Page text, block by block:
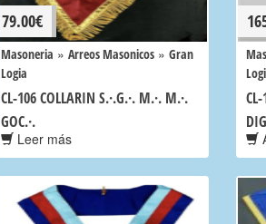
79.00€
Masoneria » Arreos Masonicos » Gran
Logia
CL-106 COLLARIN S.·.G.·. M.·. M.·.
GOC.·.
Leer más